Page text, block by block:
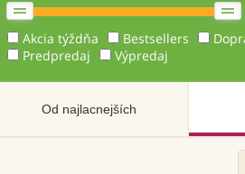
Akcia týždňa Bestsellers
Predpredaj
Výpredaj
Od najlacnejších